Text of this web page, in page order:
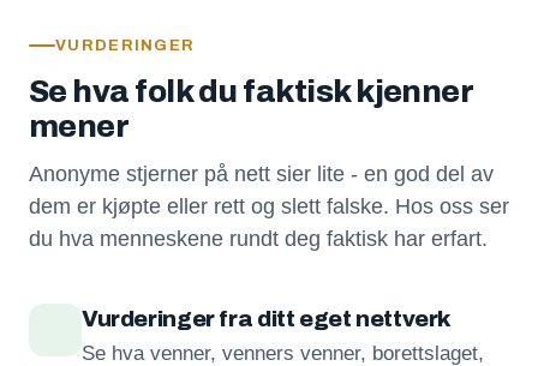
VURDERINGER
Se hva folk du faktisk kjenner
mener
Anonyme stjerner på nett sier lite - en god del av
dem er kjøpte eller rett og slett falske. Hos oss ser
du hva menneskene rundt deg faktisk har erfart.
Vurderinger fra ditt eget nettverk
Se hva venner, venners venner, borettslaget,